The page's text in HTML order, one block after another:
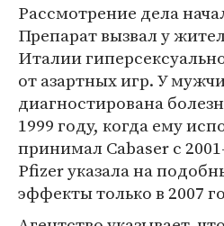
Рассмотрение дела
Препарат вызвал у
Италии
от азартных игр. У
диагностирована
1999 году, когда ему
принимал Cabaser с
Pfizer указала на
эффекты только в 2007